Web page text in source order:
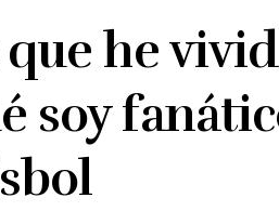
he
soy